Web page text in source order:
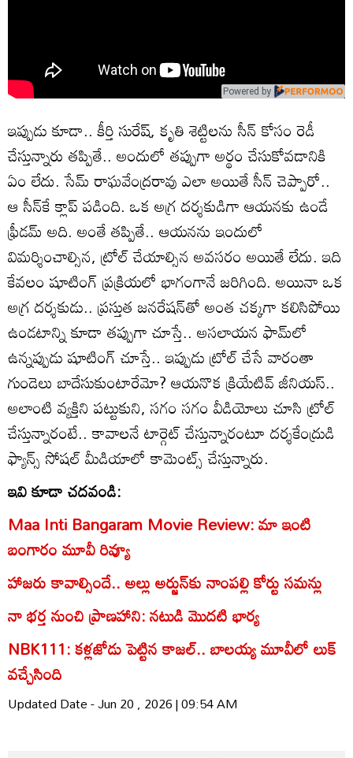
Powered by
ఇప్పుడు కూడా.. కీర్తి సురేష్, కృతి శెట్టిలను సీన్ కోసం రెడీ
చేస్తున్నారు తప్పితే.. అందులో తప్పుగా అర్థం చేసుకోవడానికి
ఏం లేదు. సేమ్ రాఘవేంద్రరావు ఎలా అయితే సీన్ చెప్పారో..
ఆ సీన్‌కే క్లాప్ పడింది. ఒక అగ్ర దర్శకుడిగా ఆయనకు ఉండే
ఫ్రీడమ్ అది. అంతే తప్పితే.. ఆయనను ఇందులో
విమర్శించాల్సిన, ట్రోల్ చేయాల్సిన అవసరం అయితే లేదు. ఇది
కేవలం షూటింగ్ ప్రక్రియలో భాగంగానే జరిగింది. అయినా ఒక
అగ్ర దర్శకుడు.. ప్రస్తుత జనరేషన్‌‌తో అంత చక్కగా కలిసిపోయి
ఉండటాన్ని కూడా తప్పుగా చూస్తే.. అసలాయన ఫామ్‌లో
ఉన్నప్పుడు షూటింగ్ చూస్తే.. ఇప్పుడు ట్రోల్ చేసే వారంతా
గుండెలు బాదేసుకుంటారేమో? ఆయనొక క్రియేటివ్ జీనియస్..
అలాంటి వ్యక్తిని పట్టుకుని, సగం సగం వీడియోలు చూసి ట్రోల్
చేస్తున్నారంటే.. కావాలనే టార్గెట్ చేస్తున్నారంటూ దర్శకేంద్రుడి
ఫ్యాన్స్ సోషల్ మీడియాలో కామెంట్స్ చేస్తున్నారు.
ఇవి కూడా చదవండి:
Maa Inti Bangaram Movie Review: మా ఇంటి
బంగారం మూవీ రివ్యూ
హాజరు కావాల్సిందే.. అల్లు అర్జున్‌కు నాంపల్లి కోర్టు సమన్లు
నా భర్త నుంచి ప్రాణహాని: నటుడి మొదటి భార్య
NBK111: కళ్లజోడు పెట్టిన కాజల్.. బాలయ్య మూవీలో లుక్
వచ్చేసింది
Updated Date - Jun 20 , 2026 | 09:54 AM